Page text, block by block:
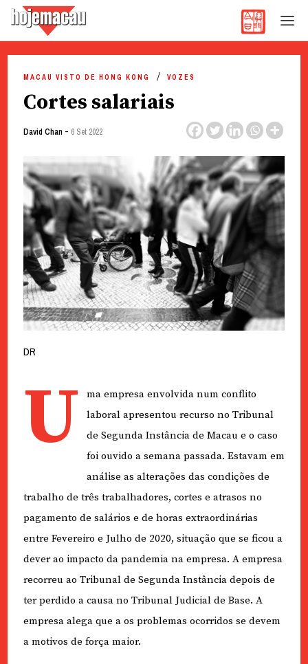
content
MACAU VISTO DE HONG KONG VOZES
Cortes salariais
David Chan - 6 Set 2022
DR
U
ma empresa envolvida num conflito
laboral apresentou recurso no Tribunal
de Segunda Instância de Macau e o caso
foi ouvido a semana passada. Estavam em
análise as alterações das condições de
trabalho de três trabalhadores, cortes e atrasos no
pagamento de salários e de horas extraordinárias
entre Fevereiro e Julho de 2020, situação que se ficou a
dever ao impacto da pandemia na empresa. A empresa
recorreu ao Tribunal de Segunda Instância depois de
ter perdido a causa no Tribunal Judicial de Base. A
empresa alega que a os problemas ocorridos se devem
a motivos de força maior.